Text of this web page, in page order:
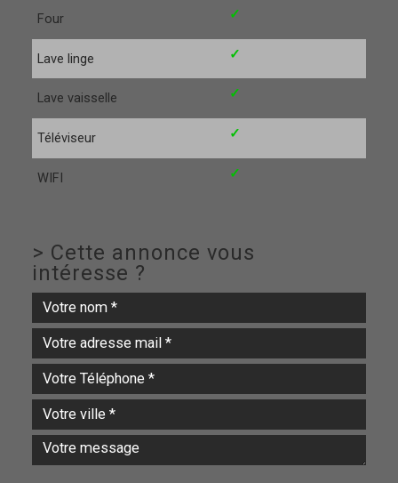
Four ✓
Lave linge ✓
Lave vaisselle ✓
Téléviseur ✓
WIFI ✓
> Cette annonce vous
intéresse ?